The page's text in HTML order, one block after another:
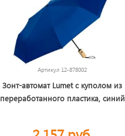
Артикул 12-878002
Зонт-автомат Lumet с куполом из
переработанного пластика, синий